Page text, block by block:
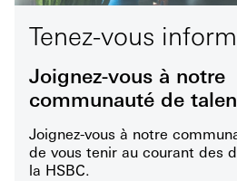
Tenez-vous
Joignez-vous à notre
communauté de
Joignez-vous à notre
de vous tenir au courant des
la HSBC.